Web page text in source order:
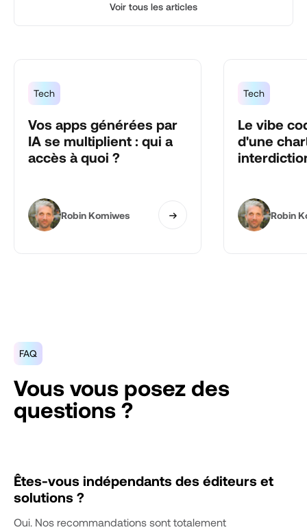
Voir tous les articles
Tech
Vos apps générées par
IA se multiplient : qui a
accès à quoi ?
Robin Komiwes
Tech
Le vibe
d'une
Robin
FAQ
Vous vous posez des
questions ?
Êtes-vous indépendants des éditeurs et
solutions ?
Oui. Nos recommandations sont totalement